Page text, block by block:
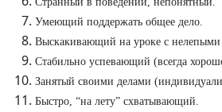
Умеющий поддержать общее дело.
Выскакивающий на уроке с нелепыми
Стабильно успевающий (всегда
Занятый своими делами
Быстро, “на лету” схватывающий.